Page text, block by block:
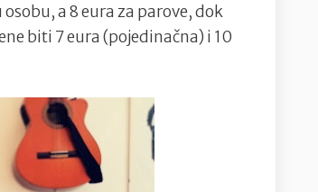
a 8 eura za parove, dok
biti 7 eura (pojedinačna) i 10